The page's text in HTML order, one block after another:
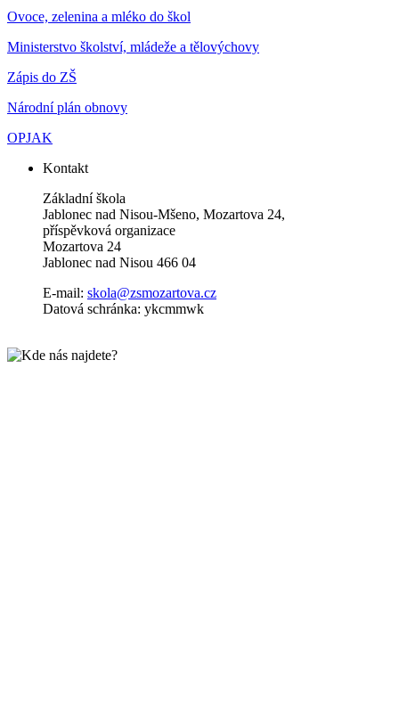
Ovoce, zelenina a mléko do škol
Ministerstvo školství, mládeže a tělovýchovy
Zápis do ZŠ
Národní plán obnovy
OPJAK
Kontakt
Základní škola
Jablonec nad Nisou-Mšeno, Mozartova 24,
příspěvková organizace
Mozartova 24
Jablonec nad Nisou 466 04
E-mail: skola@zsmozartova.cz
Datová schránka: ykcmmwk